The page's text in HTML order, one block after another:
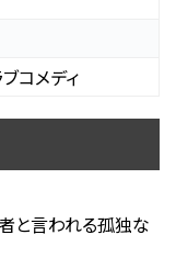
コメディ
と言われる孤独な